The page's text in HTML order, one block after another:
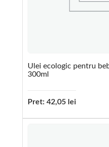
Ulei ecologic pentru
300ml
Pret: 42,05 lei